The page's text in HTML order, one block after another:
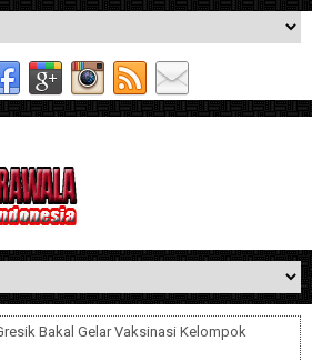
Bakal Gelar Vaksinasi Kelompok